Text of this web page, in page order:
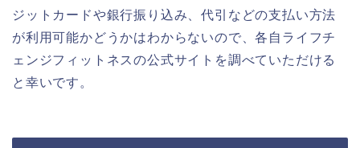
ジットカードや銀行振り込み、代引などの支払い方法
が利用可能かどうかはわからないので、各自ライフチ
ェンジフィットネスの公式サイトを調べていただける
と幸いです。